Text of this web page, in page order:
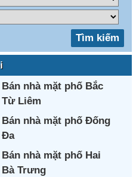
Bán nhà mặt phố Bắc
Từ Liêm
Bán nhà mặt phố Đống
Đa
Bán nhà mặt phố Hai
Bà Trưng